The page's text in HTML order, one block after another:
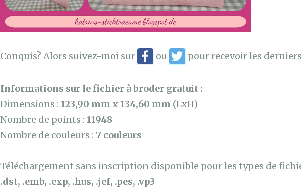
Conquis? Alors suivez-moi sur ou pour recevoir les
Informations sur le fichier à broder gratuit :
Dimensions : 123,90 mm x 134,60 mm (LxH)
Nombre de points : 11948
Nombre de couleurs : 7 couleurs
Téléchargement sans inscription disponible pour les types de
.dst, .emb, .exp, .hus, .jef, .pes, .vp3